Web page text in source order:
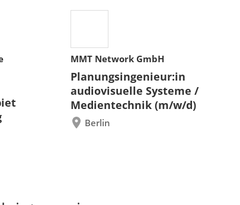
MMT Network GmbH
Planungsingenieur:in
audiovisuelle Systeme /
Medientechnik (m/w/d)
Berlin